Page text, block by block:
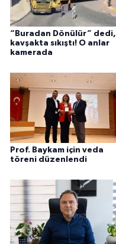
“Buradan Dönülür” dedi,
kavşakta sıkıştı! O anlar
kamerada
Prof. Baykam için veda
töreni düzenlendi